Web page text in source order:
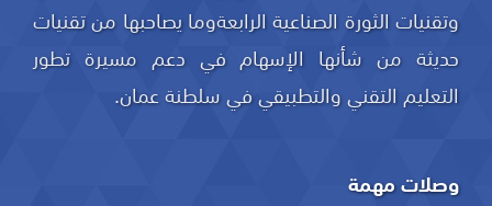
وتقنيات الثورة الصناعية الرابعةوما يصاحبها من تقنيات
حديثة من شأنها الإسهام في دعم مسيرة تطور
التعليم التقني والتطبيقي في سلطنة عمان.
وصلات مهمة